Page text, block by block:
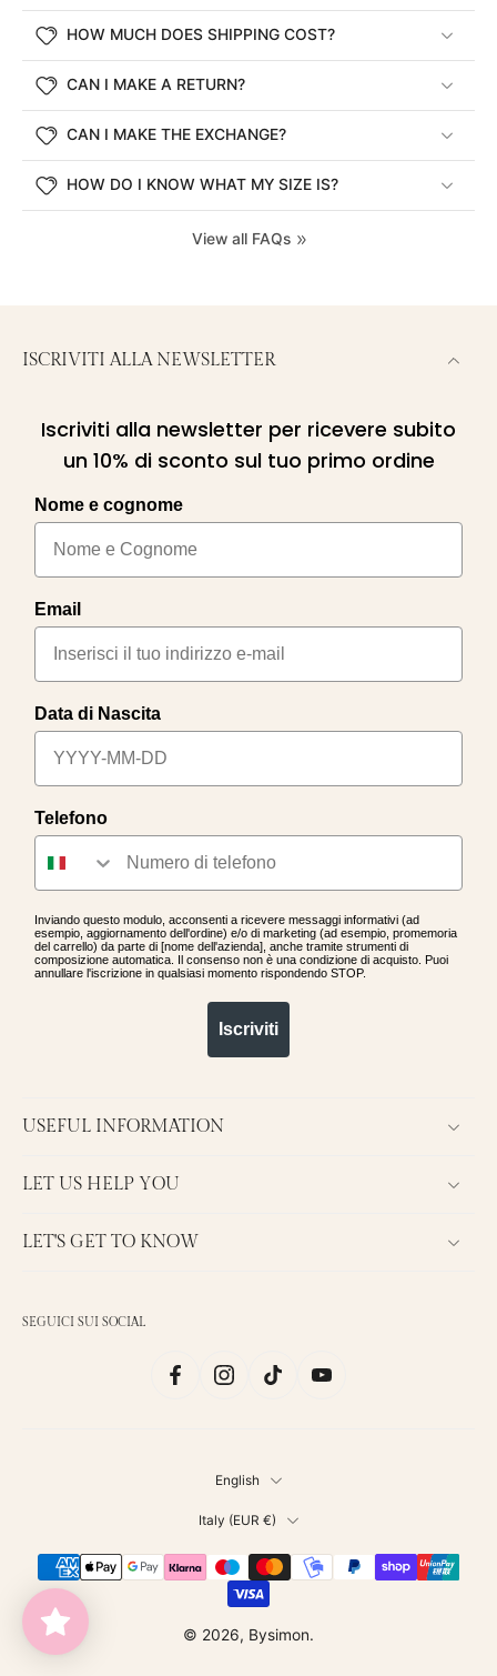
HOW MUCH DOES SHIPPING COST?
CAN I MAKE A RETURN?
CAN I MAKE THE EXCHANGE?
HOW DO I KNOW WHAT MY SIZE IS?
View all FAQs
ISCRIVITI ALLA NEWSLETTER
Iscriviti alla newsletter per ricevere subito
un 10% di sconto sul tuo primo ordine
Nome e cognome
Email
Data di Nascita
Telefono
Inviando questo modulo, acconsenti a ricevere messaggi informativi (ad
esempio, aggiornamento dell'ordine) e/o di marketing (ad esempio, promemoria
del carrello) da parte di [nome dell'azienda], anche tramite strumenti di
composizione automatica. Il consenso non è una condizione di acquisto. Puoi
annullare l'iscrizione in qualsiasi momento rispondendo STOP.
Iscriviti
USEFUL INFORMATION
LET US HELP YOU
LET'S GET TO KNOW
SEGUICI SUI SOCIAL
English
Italy ‎(EUR €)‎
© 2026, Bysimon.